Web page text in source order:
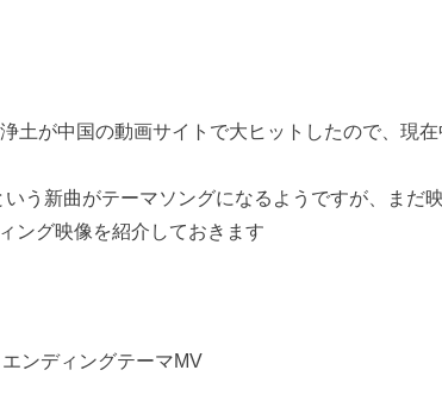
土が中国の動画サイトで大ヒットしたので、現
いう新曲がテーマソングになるようですが、まだ
ング映像を紹介しておきます
ンディングテーマMV